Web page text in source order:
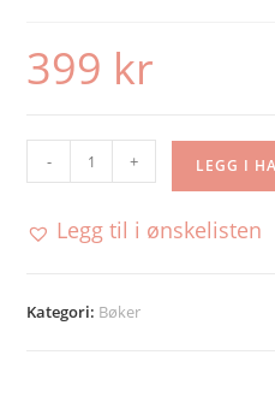
399 kr
Matglede
uten
NYHET
- + LEGG I
Legg til i ønskelisten
Kategori: Bøker